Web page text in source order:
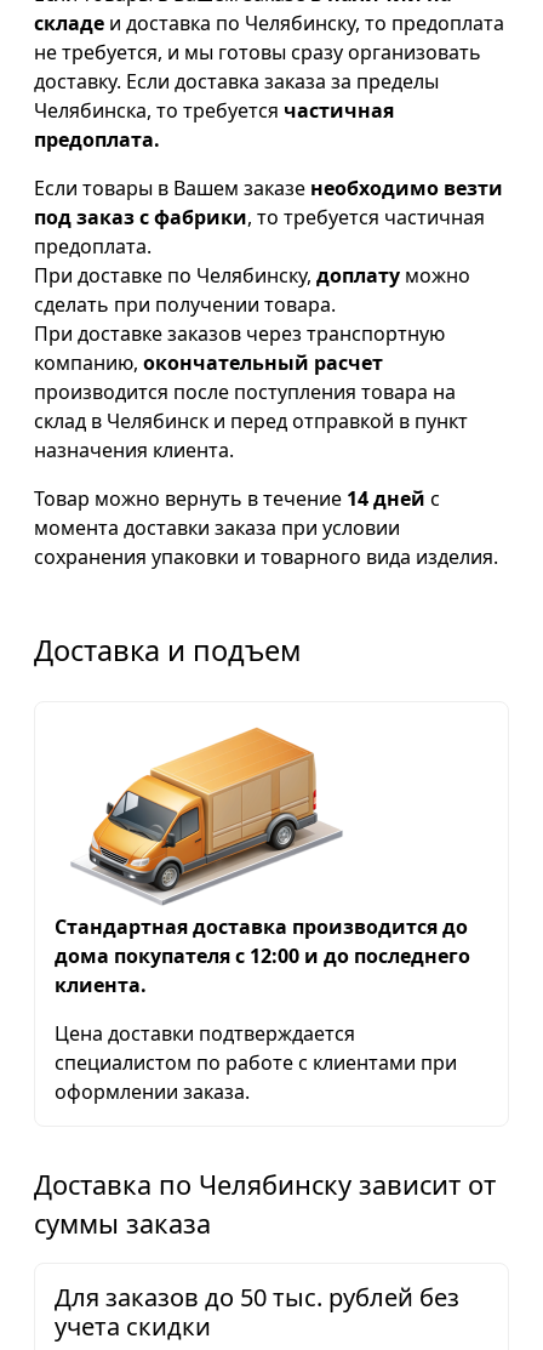
складе и доставка по Челябинску, то предоплата
не требуется, и мы готовы сразу организовать
доставку. Если доставка заказа за пределы
Челябинска, то требуется частичная
предоплата.
Если товары в Вашем заказе необходимо везти
под заказ с фабрики, то требуется частичная
предоплата.
При доставке по Челябинску, доплату можно
сделать при получении товара.
При доставке заказов через транспортную
компанию, окончательный расчет
производится после поступления товара на
склад в Челябинск и перед отправкой в пункт
назначения клиента.
Товар можно вернуть в течение 14 дней с
момента доставки заказа при условии
сохранения упаковки и товарного вида изделия.
Доставка и подъем
Стандартная доставка производится до
дома покупателя с 12:00 и до последнего
клиента.
Цена доставки подтверждается
специалистом по работе с клиентами при
оформлении заказа.
Доставка по Челябинску зависит от
суммы заказа
Для заказов до 50 тыс. рублей без
учета скидки